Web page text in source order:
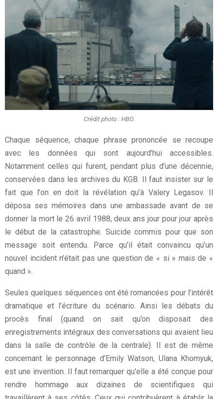
Crédit photo : HBO.
Chaque séquence, chaque phrase prononcée se recoupe
avec les données qui sont aujourd’hui accessibles.
Notamment celles qui furent, pendant plus d’une décennie,
conservées dans les archives du KGB. Il faut insister sur le
fait que l'on en doit la révélation qu’à Valery Legasov. Il
déposa ses mémoires dans une ambassade avant de se
donner la mort le 26 avril 1988, deux ans jour pour jour après
le début de la catastrophe. Suicide commis pour que son
message soit entendu. Parce qu’il était convaincu qu’un
nouvel incident n’était pas une question de « si » mais de «
quand ».
Seules quelques séquences ont été romancées pour l’intérêt
dramatique et l’écriture du scénario. Ainsi les débats du
procès final (quand on sait qu’on disposait des
enregistrements intégraux des conversations qui avaient lieu
dans la salle de contrôle de la centrale). Il est de même
concernant le personnage d’Emily Watson, Ulana Khomyuk,
est une invention. Il faut remarquer qu'elle a été conçue pour
rendre hommage aux dizaines de scientifiques qui